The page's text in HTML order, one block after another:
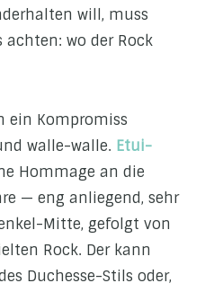
will, muss
wo der Rock
ein Kompromiss
walle-walle. Etui-
Hommage an die
— eng anliegend, sehr
Mitte, gefolgt von
Rock. Der kann
Duchesse-Stils oder,